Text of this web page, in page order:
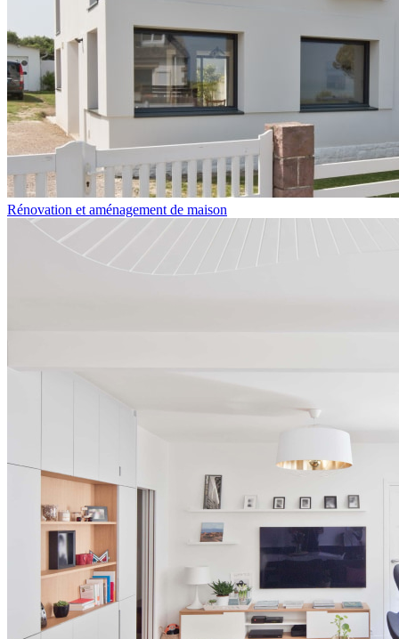
Rénovation et aménagement de maison